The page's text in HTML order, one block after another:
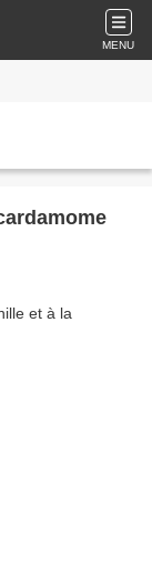
MENU